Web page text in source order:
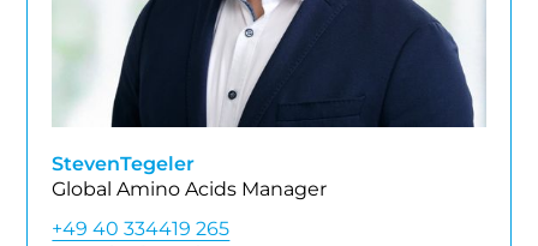
StevenTegeler
Global Amino Acids Manager
+49 40 334419 265